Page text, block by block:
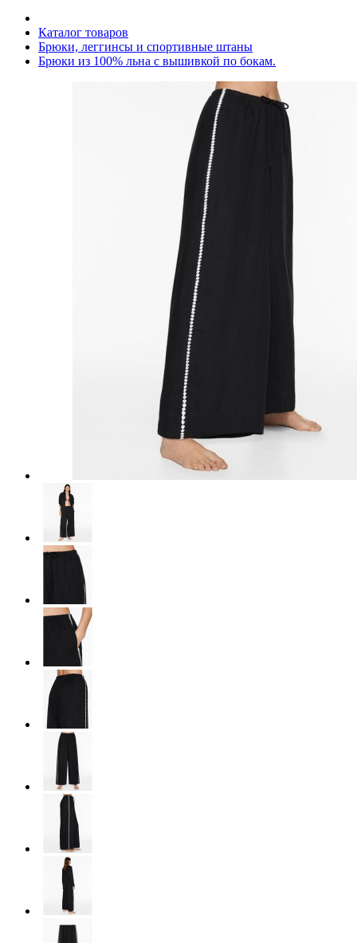
Каталог товаров
Брюки, леггинсы и спортивные штаны
Брюки из 100% льна с вышивкой по бокам.